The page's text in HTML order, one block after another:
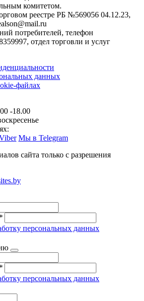
комитетом.
реестре РБ №569056 04.12.23,
потребителей, телефон
отдел торговли и услуг
данных
файлах
-18.00
Мы в Telegram
сайта только с разрешения
персональных данных
персональных данных